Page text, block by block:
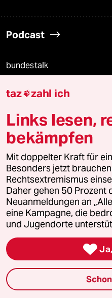
Podcast
bundestalk
fernverbindung
klima update°
Mauerecho
Freie Rede
reingehen
Newsletter
team zukunft
taz frisch
taz zahl ich
Links lesen,
bekämpfen
Mit doppelter Kraft für
Besonders jetzt
Rechtsextremismus
Daher gehen 50 Prozent
Neuanmeldungen an
eine Kampagne, die
und Jugendorte
